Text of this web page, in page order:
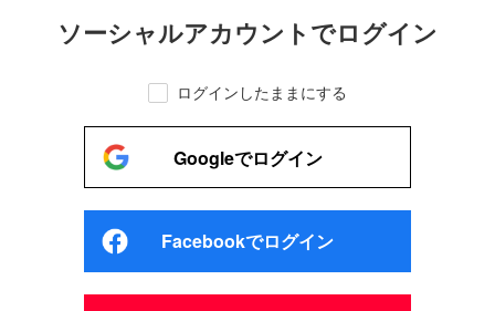
ソーシャルアカウントでログイン
ログインしたままにする
Googleでログイン
Facebookでログイン